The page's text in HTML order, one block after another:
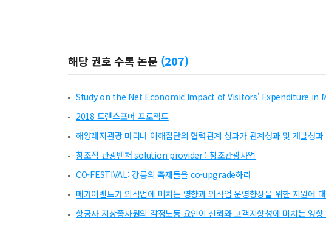
해당 권호 수록 논문 (207)
Study on the Net Economic Impact of Visitors' Expenditure in
2018 트랜스포머 프로젝트
해양레저관광 마리나 이해집단의 협력관계 성과가 관계성과 및 개발성
창조적 관광벤처 solution provider : 창조관광사업
CO-FESTIVAL: 강릉의 축제들을 co-upgrade하라
메가이벤트가 외식업에 미치는 영향과 외식업 운영향상을 위한 지원에
항공사 지상종사원의 감정노동 요인이 신뢰와 고객지향성에 미치는 영향